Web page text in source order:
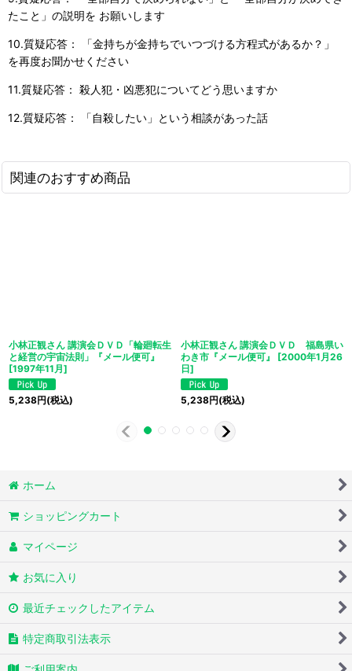
たこと」の説明を お願いします
10.質疑応答： 「金持ちが金持ちでいつづける方程式があるか？」
を再度お聞かせください
11.質疑応答： 殺人犯・凶悪犯についてどう思いますか
12.質疑応答： 「自殺したい」という相談があった話
関連のおすすめ商品
小林正観さん 講演会ＤＶＤ「輪廻転生
と経営の宇宙法則」『メール便可』
[1997年11月]
5,238円(税込)
小林正観さん 講演会ＤＶＤ 福島県い
わき市『メール便可』
[2000年1月26
日]
5,238円(税込)
ホーム
ショッピングカート
マイページ
お気に入り
最近チェックしたアイテム
特定商取引法表示